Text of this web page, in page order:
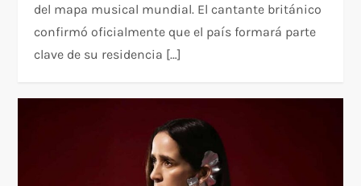
del mapa musical mundial. El cantante británico
confirmó oficialmente que el país formará parte
clave de su residencia […]